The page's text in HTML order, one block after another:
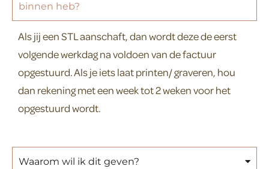
binnen heb?
Als jij een STL aanschaft, dan wordt deze de eerst
volgende werkdag na voldoen van de factuur
opgestuurd. Als je iets laat printen/ graveren, hou
dan rekening met een week tot 2 weken voor het
opgestuurd wordt.
Waarom wil ik dit geven?